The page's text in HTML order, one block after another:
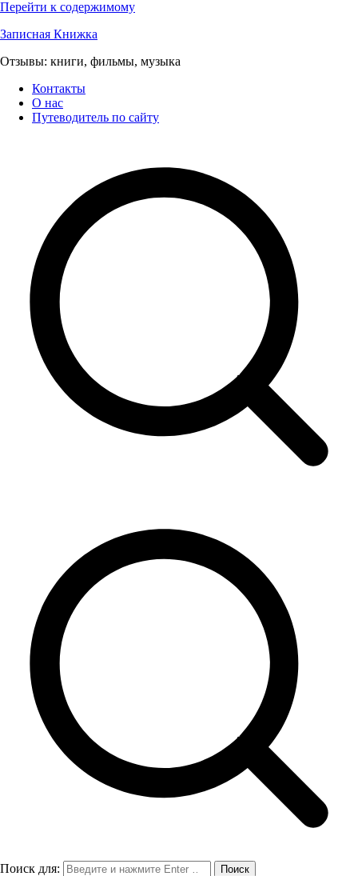
Перейти к содержимому
Записная Книжка
Отзывы: книги, фильмы, музыка
Контакты
О нас
Путеводитель по сайту
Поиск для: